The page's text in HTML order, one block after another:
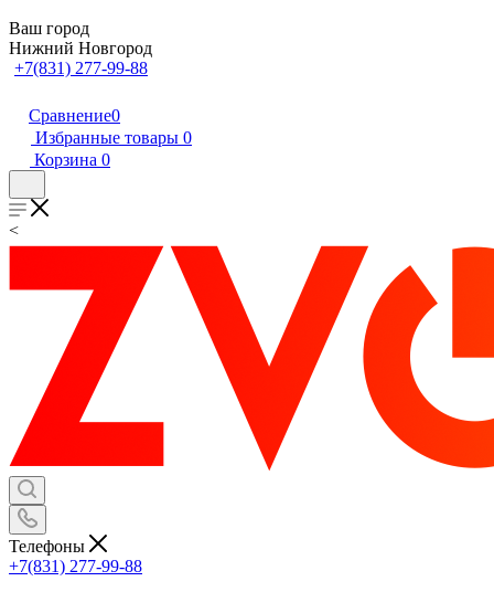
Ваш город
Нижний Новгород
+7(831) 277-99-88
Сравнение0
Избранные товары 0
Корзина 0
<
Телефоны
+7(831) 277-99-88